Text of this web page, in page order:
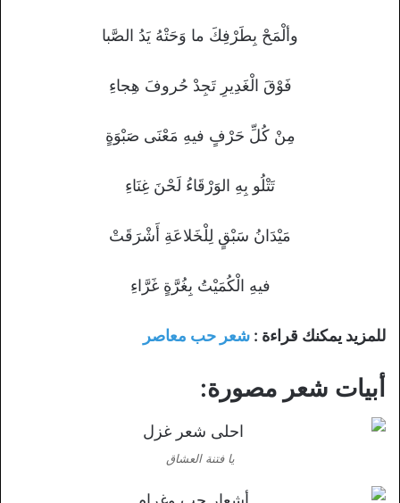
وألْمَحْ بِطَرْفِكَ ما وَحَتْهُ يَدُ الصَّبا
فَوْقَ الْغَدِيرِ تَجِدْ حُروفَ هِجاءِ
مِنْ كُلِّ حَرْفٍ فيهِ مَعْنَى صَبْوَةٍ
تَتْلُو بِهِ الوَرْقَاءُ لَحْنَ غِنَاءِ
مَيْدَانُ سَبْقٍ لِلْخَلاعَةِ أَشْرَقَتْ
فيهِ الْكُمَيْتُ بِغُرَّةٍ غَرَّاءِ
للمزيد يمكنك قراءة : شعر حب معاصر
أبيات شعر مصورة:
يا فتنة العشاق